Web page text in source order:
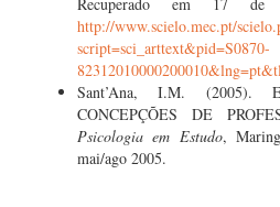
http://www.scielo.mec.pt/
script=sci_arttext&pid=S0870-
Sant’Ana, I.M. (2005).
CONCEPÇÕES DE
Psicologia em Estudo,
mai/ago 2005.